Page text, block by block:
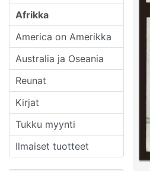
Afrikka
America on Amerikka
Australia ja Oseania
Reunat
Kirjat
Tukku myynti
Ilmaiset tuotteet